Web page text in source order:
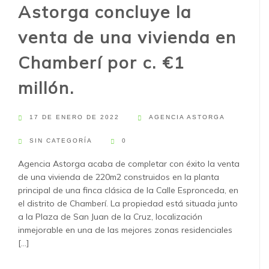
Astorga concluye la
venta de una vivienda en
Chamberí por c. €1
millón.
17 DE ENERO DE 2022 AGENCIA ASTORGA
SIN CATEGORÍA 0
Agencia Astorga acaba de completar con éxito la venta
de una vivienda de 220m2 construidos en la planta
principal de una finca clásica de la Calle Espronceda, en
el distrito de Chamberí. La propiedad está situada junto
a la Plaza de San Juan de la Cruz, localización
inmejorable en una de las mejores zonas residenciales
[...]